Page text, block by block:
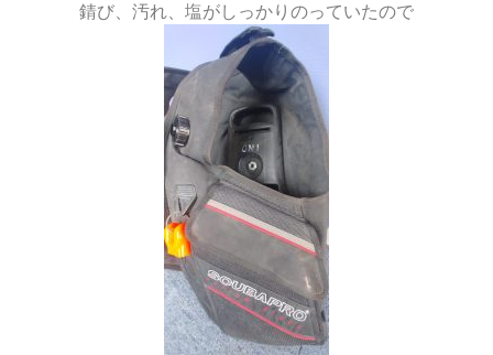
錆び、汚れ、塩がしっかりのっていたので